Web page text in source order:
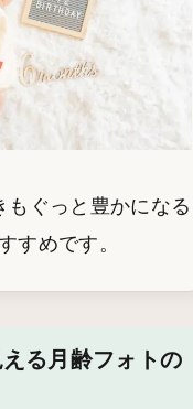
ぐっと豊かになる
すめです。
る月齢フォトの